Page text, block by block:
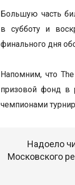
Большую часть
в субботу и
финального дня
Напомним, что
призовой фонд в
чемпионами
Надоело
Московского